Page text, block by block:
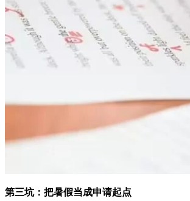
第三坑：把暑假当成申请起点